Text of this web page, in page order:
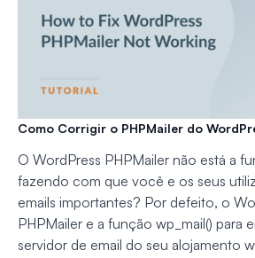
Como Corrigir o PHPMailer do
O WordPress PHPMailer não está a
fazendo com que você e os seus
emails importantes? Por defeito, o
PHPMailer e a função wp_mail() para
servidor de email do seu alojamento